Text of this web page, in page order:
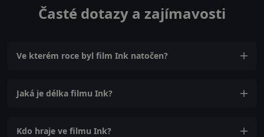
Časté dotazy a zajímavosti
Ve kterém roce byl film Ink natočen?
Jaká je délka filmu Ink?
Kdo hraje ve filmu Ink?